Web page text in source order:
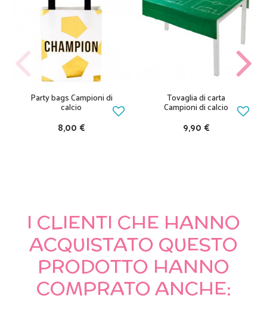
Party bags Campioni di
calcio
8,00 €
Tovaglia di carta
Campioni di calcio
9,90 €
I CLIENTI CHE HANNO
ACQUISTATO QUESTO
PRODOTTO HANNO
COMPRATO ANCHE: